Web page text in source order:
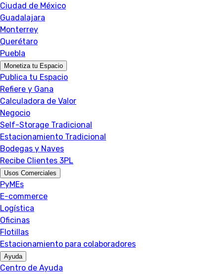
Ciudad de México
Guadalajara
Monterrey
Querétaro
Puebla
Monetiza tu Espacio
Publica tu Espacio
Refiere y Gana
Calculadora de Valor
Negocio
Self-Storage Tradicional
Estacionamiento Tradicional
Bodegas y Naves
Recibe Clientes 3PL
Usos Comerciales
PyMEs
E-commerce
Logística
Oficinas
Flotillas
Estacionamiento para colaboradores
Ayuda
Centro de Ayuda